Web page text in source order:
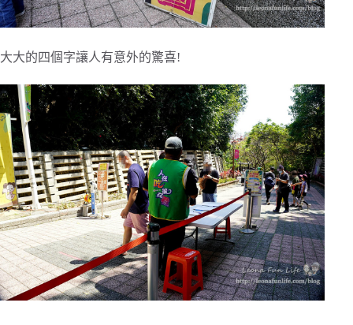
大大的四個字讓人有意外的驚喜!